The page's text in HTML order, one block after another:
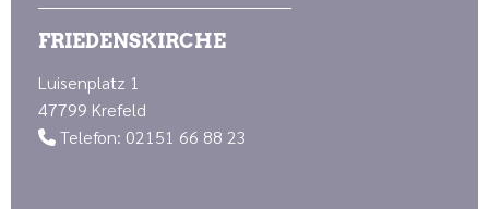
FRIEDENSKIRCHE
Luisenplatz 1
47799 Krefeld
 Telefon: 02151 66 88 23